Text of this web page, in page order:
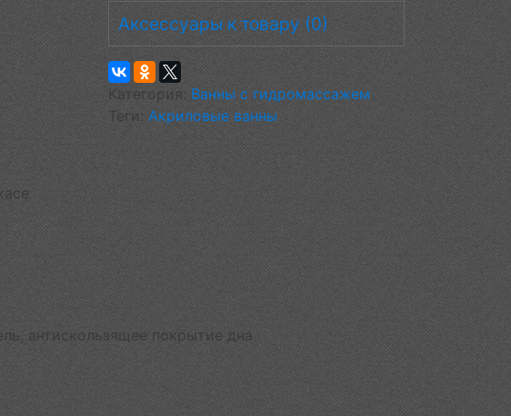
Аксессуары к товару (0)
Категория: Ванны с гидромассажем
Теги: Акриловые ванны
антискользящее покрытие дна